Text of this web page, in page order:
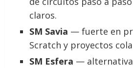
claros.
SM Savia — fuerte en
Scratch y proyectos
SM Esfera — alternativa